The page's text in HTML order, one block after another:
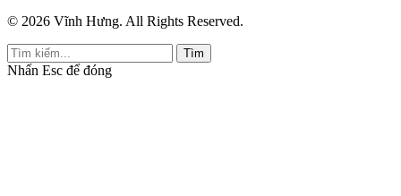
© 2026 Vĩnh Hưng. All Rights Reserved.
Tìm
Nhấn Esc để đóng